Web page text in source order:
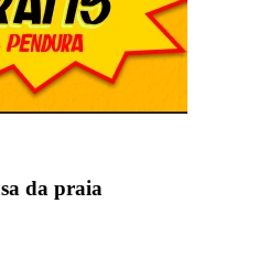
da praia